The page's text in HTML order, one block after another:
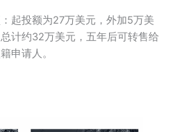
起投额为27万美元，外加5万美
计约32万美元，五年后可转售给
申请人。